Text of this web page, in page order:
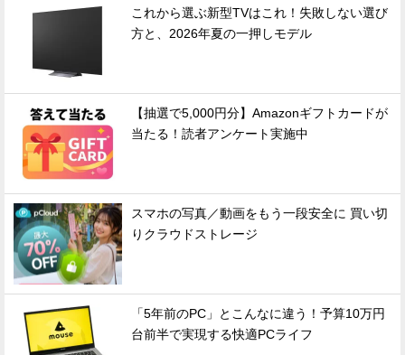
これから選ぶ新型TVはこれ！失敗しない選び
方と、2026年夏の一押しモデル
【抽選で5,000円分】Amazonギフトカードが
当たる！読者アンケート実施中
スマホの写真／動画をもう一段安全に 買い切
りクラウドストレージ
「5年前のPC」とこんなに違う！予算10万円
台前半で実現する快適PCライフ